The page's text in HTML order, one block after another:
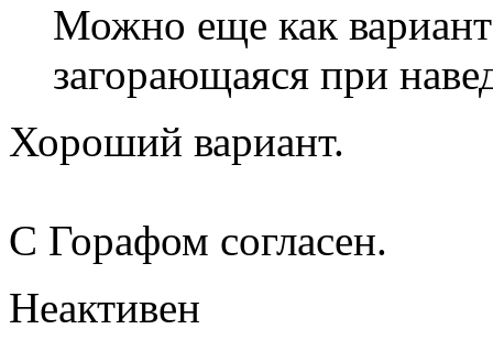
Можно еще как
загорающаяся при
Хороший вариант.
С Горафом согласен.
Неактивен